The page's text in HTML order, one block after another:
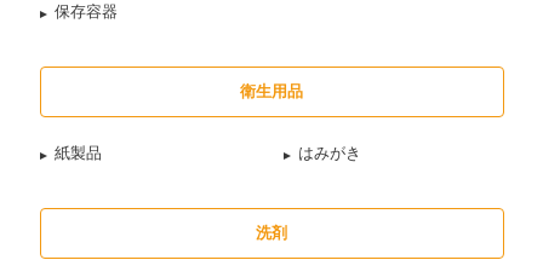
保存容器
衛生用品
紙製品 はみがき
洗剤